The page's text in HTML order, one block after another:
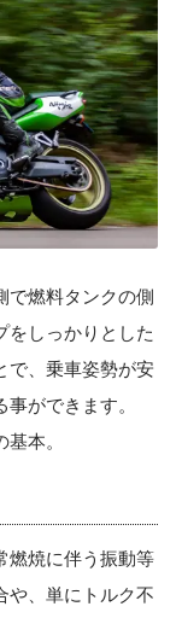
で燃料タンクの側
をしっかりとした
で、乗車姿勢が安
ができます。
本。
燃焼に伴う振動等
や、単にトルク不